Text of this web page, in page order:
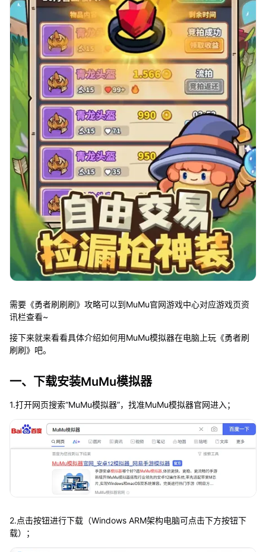
需要《勇者刷刷刷》攻略可以到MuMu官网游戏中心对应游戏页资
讯栏查看~
接下来就来看看具体介绍如何用MuMu模拟器在电脑上玩《勇者刷
刷刷》吧。
一、下载安装MuMu模拟器
1.打开网页搜索“MuMu模拟器”，找准MuMu模拟器官网进入；
2.点击按钮进行下载（Windows ARM架构电脑可点击下方按钮下
载）；